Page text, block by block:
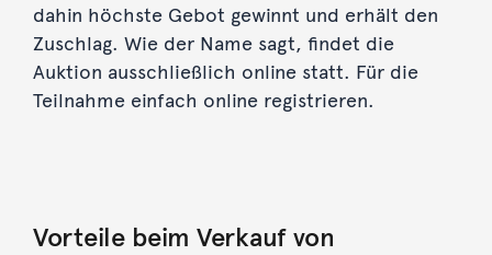
dahin höchste Gebot gewinnt und erhält den
Zuschlag. Wie der Name sagt, findet die
Auktion ausschließlich online statt. Für die
Teilnahme einfach online registrieren.
Vorteile beim Verkauf von